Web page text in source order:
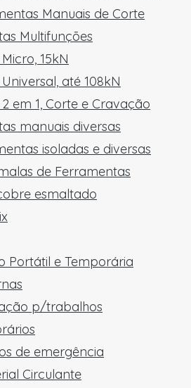
Manuais de Corte
Multifunções
15kN
até 108kN
em 1, Corte e Cravação
manuais diversas
isoladas e diversas
de Ferramentas
esmaltado
Portátil e Temporária
p/trabalhos
de emergência
Circulante